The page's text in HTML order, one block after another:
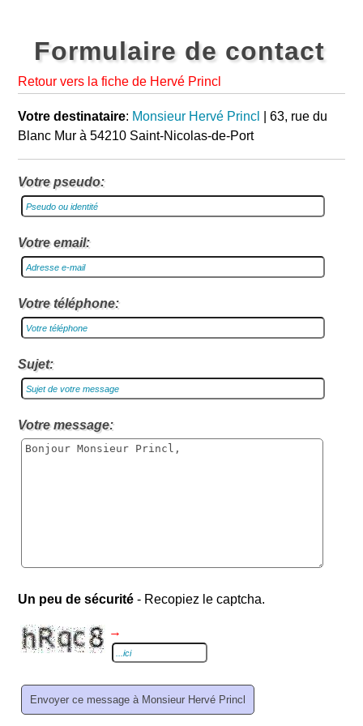
Formulaire de contact
Retour vers la fiche de Hervé Princl
Votre destinataire: Monsieur Hervé Princl
| 63, rue du
Blanc Mur à 54210 Saint-Nicolas-de-Port
Votre pseudo:
Votre email:
Votre téléphone:
Sujet:
Votre message:
Un peu de sécurité - Recopiez le captcha.
→